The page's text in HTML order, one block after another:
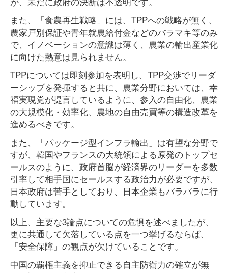
また、「食農再生戦略」には、TPPへの戦略が無く、
農家戸別保証や青年就農給付金などのバラマキ等のみ
で、イノベーションの意識は薄く、農業の輸出産業化
に向けた熱意は見られません。
TPPについては即刻参加を表明し、TPP交渉でリーダ
ーシップを発揮すると共に、農業分野においては、幸
福実現党が提言しているように、参入の自由化、農業
の大規模化・効率化、農地の自由売買等の構造改革を
進めるべきです。
また、「パッケージ型インフラ輸出」は有望な分野で
すが、韓国やフランスの大統領による原発のトップセ
ールスのように、政府首脳が経済界のリーダーを多数
引率して相手国にセールスする政治力が必要ですが、
日本政府は苦手としており、日本企業もバラバラに行
動しています。
以上、主要な3論点についての危惧を述べましたが、
更に共通して欠落している点を一つ挙げるならば、
「安全保障」の観点が欠けていることです。
中国の覇権主義を抑止できる自主防衛力の確立が無